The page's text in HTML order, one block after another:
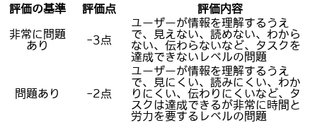
評価の基準 評価点 評価内容
非常に問題
あり
-3点
ユーザーが情報を理解するうえ
で、見えない、読めない、わから
ない、伝わらないなど、タスクを
達成できないレベルの問題
問題あり -2点
ユーザーが情報を理解するうえ
で、見にくい、読みにくい、わか
りにくい、伝わりにくいなど、タ
スクは達成できるが非常に時間と
労力を要するレベルの問題